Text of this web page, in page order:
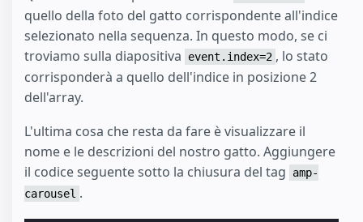
quello della foto del gatto corrispondente all'indice
selezionato nella sequenza. In questo modo, se ci
troviamo sulla diapositiva
event.index=2 , lo stato
corrisponderà a quello dell'indice in posizione 2
dell'array.
L'ultima cosa che resta da fare è visualizzare il
nome e le descrizioni del nostro gatto. Aggiungere
il codice seguente sotto la chiusura del tag
amp-
carousel .